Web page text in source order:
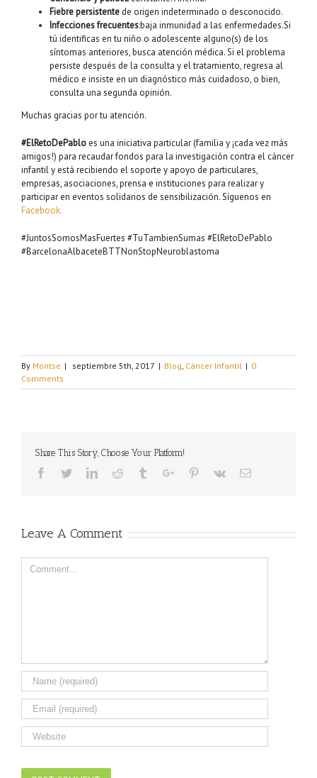
Fiebre persistente de origen indeterminado o desconocido.
Infecciones frecuentes:baja inmunidad a las enfermedades.Si
tú identificas en tu niño o adolescente alguno(s) de los
síntomas anteriores, busca atención médica. Si el problema
persiste después de la consulta y el tratamiento, regresa al
médico e insiste en un diagnóstico más cuidadoso, o bien,
consulta una segunda opinión.
Muchas gracias por tu atención.
#ElRetoDePablo es una iniciativa particular (familia y ¡cada vez más
amigos!) para recaudar fondos para la investigación contra el cáncer
infantil y está recibiendo el soporte y apoyo de particulares,
empresas, asociaciones, prensa e instituciones para realizar y
participar en eventos solidarios de sensibilización. Síguenos en
Facebook.
#JuntosSomosMasFuertes #TuTambienSumas #ElRetoDePablo
#BarcelonaAlbaceteBTTNonStopNeuroblastoma
By Montse | septiembre 5th, 2017 | Blog, Cáncer Infantil | 0
Comments
Share This Story, Choose Your Platform!
Facebook
TwitterLinkedinReddit TumblrGoogle+Pinterest
Vk Email
Leave A Comment
Comment